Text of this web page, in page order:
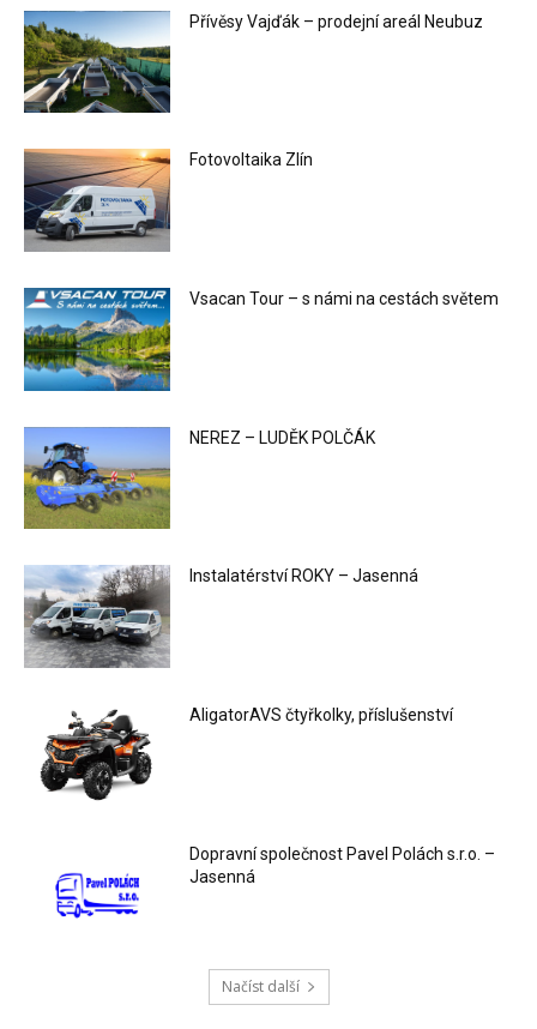
Přívěsy Vajďák – prodejní areál Neubuz
Fotovoltaika Zlín
Vsacan Tour – s námi na cestách světem
NEREZ – LUDĚK POLČÁK
Instalatérství ROKY – Jasenná
AligatorAVS čtyřkolky, příslušenství
Dopravní společnost Pavel Polách s.r.o. –
Jasenná
Načíst další